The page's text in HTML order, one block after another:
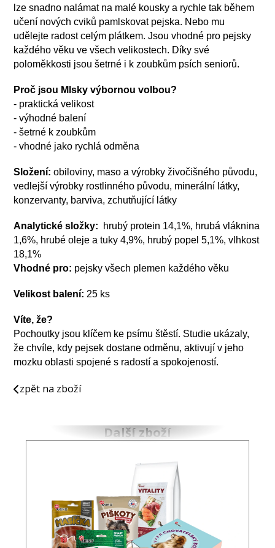
lze snadno nalámat na malé kousky a rychle tak během
učení nových cviků pamlskovat pejska. Nebo mu
udělejte radost celým plátkem. Jsou vhodné pro pejsky
každého věku ve všech velikostech. Díky své
poloměkkosti jsou šetrné i k zoubkům psích seniorů.
Proč jsou Mlsky výbornou volbou?
- praktická velikost
- výhodné balení
- šetrné k zoubkům
- vhodné jako rychlá odměna
Složení:obiloviny, maso a výrobky živočišného původu,
vedlejší výrobky rostlinného původu, minerální látky,
konzervanty, barviva, zchutňující látky
Analytické složky:
hrubý protein 14,1%, hrubá vláknina
1,6%, hrubé oleje a tuky 4,9%, hrubý popel 5,1%, vlhkost
18,1%
Vhodné pro: pejsky všech plemen každého věku
Velikost balení: 25 ks
Víte, že?
Pochoutky jsou klíčem ke psímu štěstí. Studie ukázaly,
že chvíle, kdy pejsek dostane odměnu, aktivují v jeho
mozku oblasti spojené s radostí a spokojeností.
zpět na zboží
Další zboží